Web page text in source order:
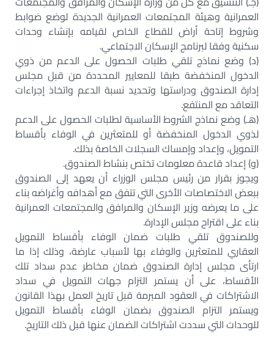
العمرانية وهيئة المجتمعات العمرانية الجديدة لوضع ضوابط
وشروط إتاحة أراض للقطاع الخاص لقيامه بإنشاء وحدات
سكنية وفقا لبرنامج الإسكان الاجتماعي.
(د) وضع نماذج تلقي طلبات الحصول على الدعم من ذوي
الدخول المنخفضة طبقا للمعايير المحددة من قبل مجلس
إدارة الصندوق ودراستها وتحديد نسبة الدعم واتخاذ إجراءات
التعاقد مع المنتفع.
(هـ) وضع نماذج الشروط الأساسية لطلبات الحصول على الدعم
لذوي الدخول المنخفضة أو للمتعثرين في الوفاء بأقساط
التمويل، وإعداد وإمساك السجلات الخاصة بذلك.
(و) إعداد قاعدة معلومات تختص بنشاط الصندوق.
ويجوز بقرار من رئيس مجلس الوزراء أن يعهد إلى الصندوق
ببعض الاختصاصات الأخرى التي تتفق مع أهدافه وأغراضه بناء
على ما يعرضه وزير الإسكان والمرافق والمجتمعات العمرانية
بناء على اقتراح مجلس الإدارة.
وللصندوق تلقي طلبات ضمان الوفاء بأقساط التمويل
العقاري للمتعثرين والوفاء بها لأسباب عارضة، وذلك إذا ما
ارتأى مجلس إدارة الصندوق ضمان مخاطر عدم سداد تلك
الأقساط، على أن يستمر التزام جهات التمويل في سداد
الاشتراكات في العقود المبرمة قبل تاريخ العمل بهذا القانون
ويستمر التزام الصندوق بضمان الوفاء بأقساط التمويل
للوحدات التي سددت اشتراكات الضمان عنها قبل ذلك التاريخ.